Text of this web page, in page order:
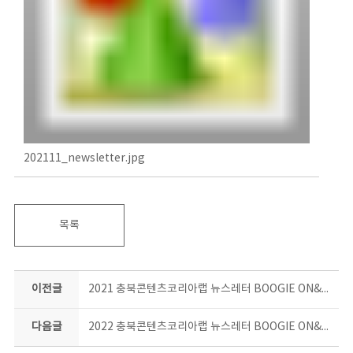
202111_newsletter.jpg
목록
이전글 2021 충북콘텐츠코리아랩 뉴스레터 BOOGIE ON&ON 10월호
다음글 2022 충북콘텐츠코리아랩 뉴스레터 BOOGIE ON&ON 5월호